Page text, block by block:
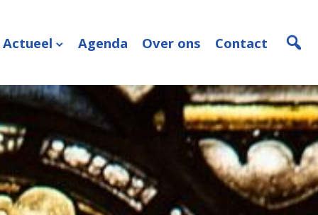
Actueel Agenda Over ons Contact